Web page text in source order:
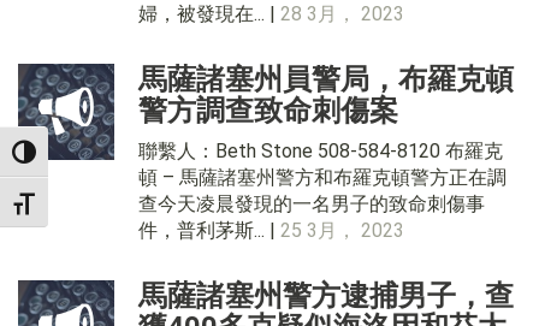
TOGGLE HIGH CONTRAST
TOGGLE FONT SIZE
婦，被發現在... | 28 3月， 2023
馬薩諸塞州員警局，布羅克頓
警方調查致命刺傷案
聯繫人：Beth Stone 508-584-8120 布羅克
頓 – 馬薩諸塞州警方和布羅克頓警方正在調
查今天凌晨發現的一名男子的致命刺傷事
件，普利茅斯... | 25 3月， 2023
馬薩諸塞州警方逮捕男子，查